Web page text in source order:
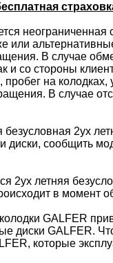
или
В случае
и со стороны
на
В случае
2ух
диски, сообщить
2ух летняя
в момент
колодки GALFER
диски GALFER.
которые